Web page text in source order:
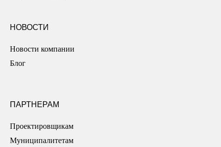
НОВОСТИ
Новости компании
Блог
ПАРТНЕРАМ
Проектировщикам
Муниципалитетам